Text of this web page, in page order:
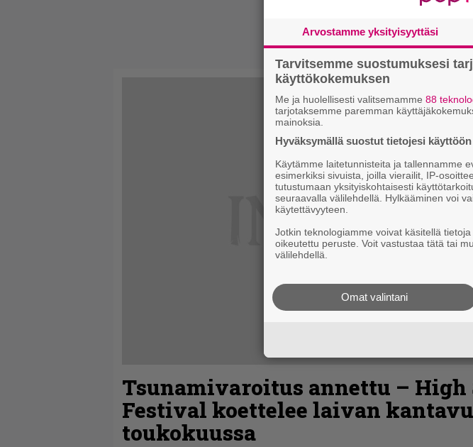
Tsunamivaroitus annettu – High
Festival koettelee laivan
toukokuussa
Arvostamme yksityisyyttäsi
Tarvitsemme suostumuksesi
käyttökokemuksen
Me ja huolellisesti valitsemamme 88
tarjotaksemme paremman
mainoksia.
Hyväksymällä suostut tietojesi
Käytämme laitetunnisteita ja tallennamme
esimerkiksi sivuista, joilla vierailit, IP-
tutustumaan yksityiskohtaisesti
seuraavalla välilehdellä. Hylkääminen voi
käytettävyyteen.
Jotkin teknologiamme voivat käsitellä
oikeutettu peruste. Voit vastustaa tätä tai
välilehdellä.
Omat valintani